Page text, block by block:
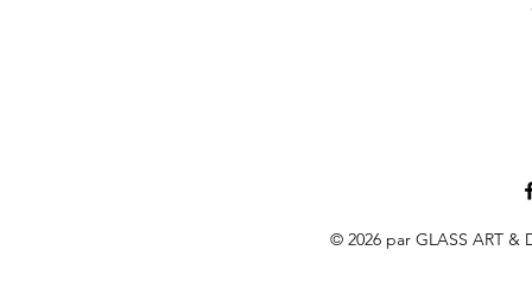
© 2026 par GLASS ART &